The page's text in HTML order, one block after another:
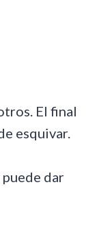
El final
esquivar.
dar